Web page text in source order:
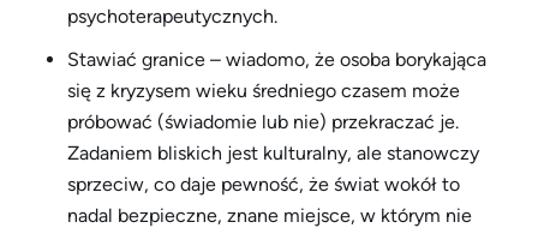
psychoterapeutycznych.
Stawiać granice – wiadomo, że osoba borykająca
się z kryzysem wieku średniego czasem może
próbować (świadomie lub nie) przekraczać je.
Zadaniem bliskich jest kulturalny, ale stanowczy
sprzeciw, co daje pewność, że świat wokół to
nadal bezpieczne, znane miejsce, w którym nie